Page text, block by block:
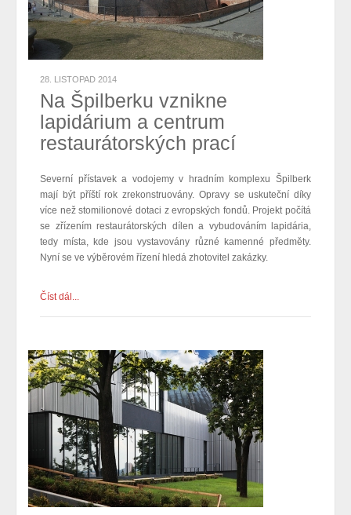
28. LISTOPAD 2014
Na Špilberku vznikne
lapidárium a centrum
restaurátorských prací
Severní přístavek a vodojemy v hradním komplexu Špilberk
mají být příští rok zrekonstruovány. Opravy se uskuteční díky
více než stomilionové dotaci z evropských fondů. Projekt počítá
se zřízením restaurátorských dílen a vybudováním lapidária,
tedy místa, kde jsou vystavovány různé kamenné předměty.
Nyní se ve výběrovém řízení hledá zhotovitel zakázky.
Číst dál...